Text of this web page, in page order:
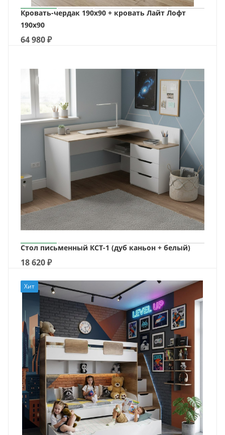
Кровать-чердак 190х90 + кровать Лайт Лофт
190х90
64 980₽
Стол письменный КСТ-1 (дуб каньон + белый)
18 620₽
Хит